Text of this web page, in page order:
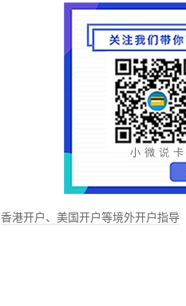
香港开户、美国开户等境外开户指导